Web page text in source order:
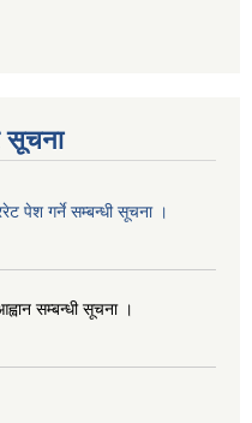
सूचना
पेश गर्ने सम्बन्धी सूचना ।
सम्बन्धी सूचना ।